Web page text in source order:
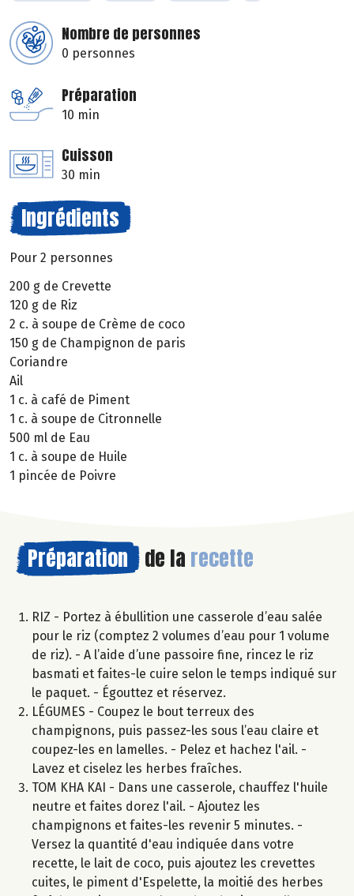
Nombre de personnes
0 personnes
Préparation
10 min
Cuisson
30 min
Ingrédients
Pour 2 personnes
200 g de Crevette
120 g de Riz
2 c. à soupe de Crème de coco
150 g de Champignon de paris
Coriandre
Ail
1 c. à café de Piment
1 c. à soupe de Citronnelle
500 ml de Eau
1 c. à soupe de Huile
1 pincée de Poivre
Préparation de la recette
RIZ - Portez à ébullition une casserole d’eau salée
pour le riz (comptez 2 volumes d’eau pour 1 volume
de riz). - A l’aide d’une passoire fine, rincez le riz
basmati et faites-le cuire selon le temps indiqué sur
le paquet. - Égouttez et réservez.
LÉGUMES - Coupez le bout terreux des
champignons, puis passez-les sous l’eau claire et
coupez-les en lamelles. - Pelez et hachez l'ail. -
Lavez et ciselez les herbes fraîches.
TOM KHA KAI - Dans une casserole, chauffez l'huile
neutre et faites dorez l'ail. - Ajoutez les
champignons et faites-les revenir 5 minutes. -
Versez la quantité d'eau indiquée dans votre
recette, le lait de coco, puis ajoutez les crevettes
cuites, le piment d'Espelette, la moitié des herbes